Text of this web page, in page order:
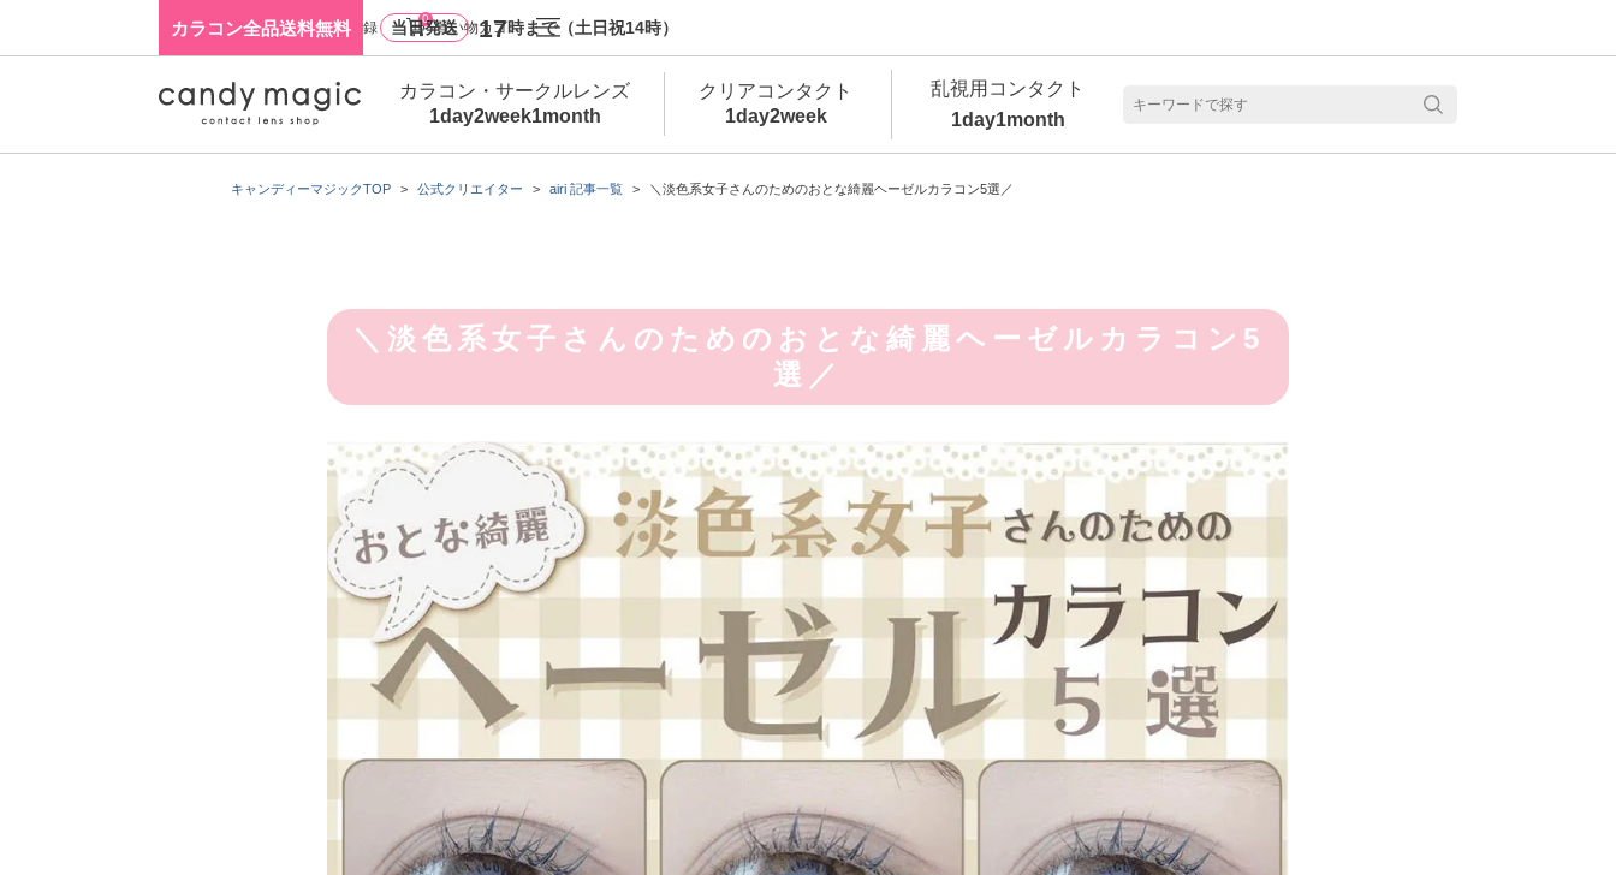
カラコン全品送料無料 当日発送 17時まで（土日祝14時）
キャンディーマジックTOP 公式クリエイター airi 記事一覧 ＼淡色系女子さんのためのおとな綺麗ヘーゼルカラコン5選／
＼淡色系女子さんのためのおとな綺麗ヘーゼルカラコン5
選／
ログイン・新規会員登録
0
買い物カゴ
カラコン・サークルレンズ
1day2week1month
クリアコンタクト
1day2week
乱視用コンタクト
1day1month
カラコン・サークルレンズ 1day 商品一覧を見る
乱視用カラコン 1day商品一覧を見る
カラコン・サークルレンズ 2week商品一覧を見る
カラコン・サークルレンズ 1month商品一覧を見る
クリアコンタクトレンズ 1day 商品一覧を見る 乱視用カラコン 1day商品一覧を見る
クリアコンタクトレンズ 2week 商品一覧を見る
乱視用カラコン 1day商品一覧を見る
乱視用カラコン 1month商品一覧を見る